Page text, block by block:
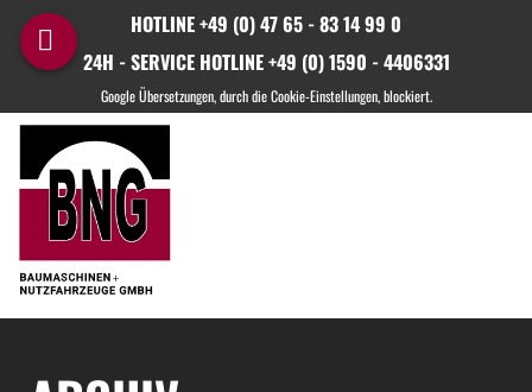
HOTLINE +49 (0) 47 65 - 83 14 99 0
24H - SERVICE HOTLINE +49 (0) 1590 - 4406331